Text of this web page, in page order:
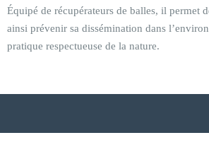
Équipé de récupérateurs de balles, il permet
ainsi prévenir sa dissémination dans
pratique respectueuse de la nature.